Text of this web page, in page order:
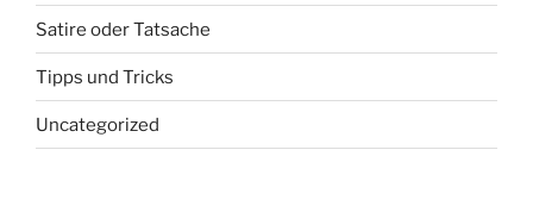
Satire oder Tatsache
Tipps und Tricks
Uncategorized